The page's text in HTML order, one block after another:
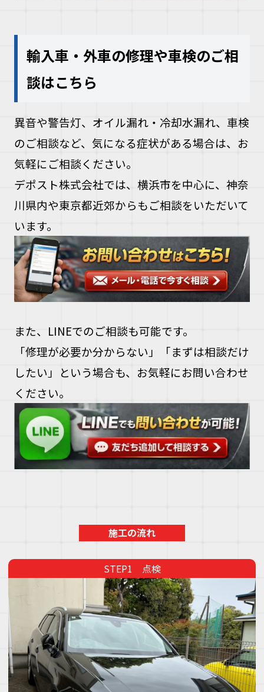
輸入車・外車の修理や車検のご相
談はこちら
異音や警告灯、オイル漏れ・冷却水漏れ、車検
のご相談など、気になる症状がある場合は、お
気軽にご相談ください。
デポスト株式会社では、横浜市を中心に、神奈
川県内や東京都近郊からもご相談をいただいて
います。
また、LINEでのご相談も可能です。
「修理が必要か分からない」「まずは相談だけ
したい」という場合も、お気軽にお問い合わせ
ください。
施工の流れ
点検